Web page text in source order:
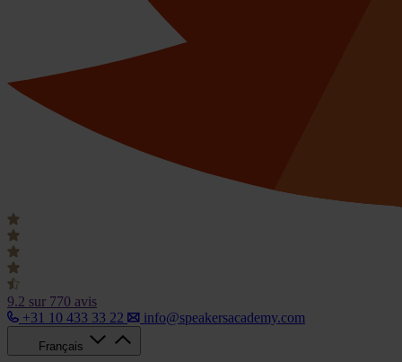
9.2 sur 770 avis
+31 10 433 33 22
info@speakersacademy.com
Français